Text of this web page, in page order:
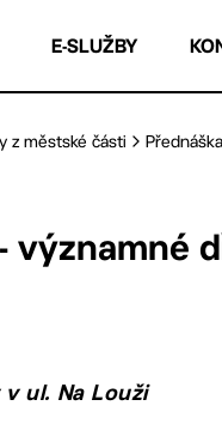
E-SLUŽBY
z městské části
významné
ul. Na Louži